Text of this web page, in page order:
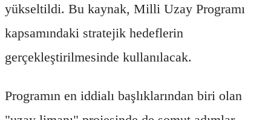
yükseltildi. Bu kaynak, Milli Uzay Programı
kapsamındaki stratejik hedeflerin
gerçekleştirilmesinde kullanılacak.
Programın en iddialı başlıklarından biri olan